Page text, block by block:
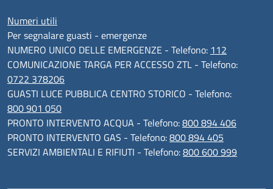
Numeri utili
Per segnalare guasti - emergenze
NUMERO UNICO DELLE EMERGENZE - Telefono: 112
COMUNICAZIONE TARGA PER ACCESSO ZTL - Telefono:
0722 378206
GUASTI LUCE PUBBLICA CENTRO STORICO - Telefono:
800 901 050
PRONTO INTERVENTO ACQUA - Telefono:800 894 406
PRONTO INTERVENTO GAS - Telefono:800 894 405
SERVIZI AMBIENTALI E RIFIUTI - Telefono:800 600 999